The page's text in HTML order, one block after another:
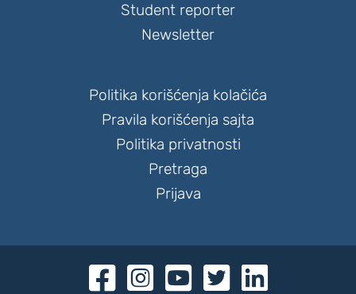
Student reporter
Newsletter
Politika korišćenja kolačića
Pravila korišćenja sajta
Politika privatnosti
Pretraga
Prijava
    